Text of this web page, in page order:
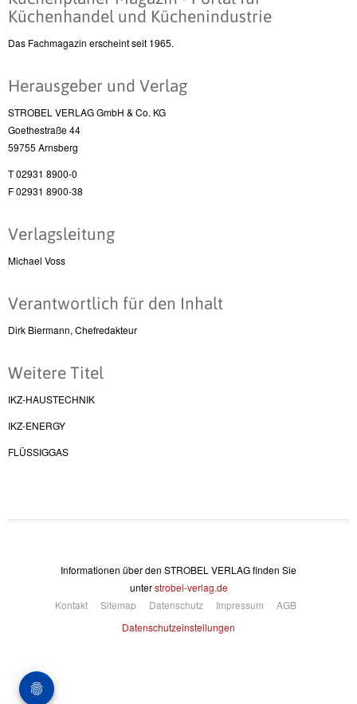
Küchenhandel und Küchenindustrie
Das Fachmagazin erscheint seit 1965.
Herausgeber und Verlag
STROBEL VERLAG GmbH & Co. KG
Goethestraße 44
59755 Arnsberg
T 02931 8900-0
F 02931 8900-38
Verlagsleitung
Michael Voss
Verantwortlich für den Inhalt
Dirk Biermann, Chefredakteur
Weitere Titel
IKZ-HAUSTECHNIK
IKZ-ENERGY
FLÜSSIGGAS
Informationen über den STROBEL VERLAG finden Sie
unterstrobel-verlag.de
Kontakt
Sitemap Datenschutz Impressum
AGB
Datenschutzeinstellungen